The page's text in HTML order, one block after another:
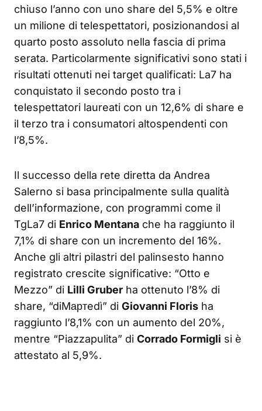
chiuso l’anno con uno share del 5,5% e oltre
un milione di telespettatori, posizionandosi al
quarto posto assoluto nella fascia di prima
serata. Particolarmente significativi sono stati i
risultati ottenuti nei target qualificati: La7 ha
conquistato il secondo posto tra i
telespettatori laureati con un 12,6% di share e
il terzo tra i consumatori altospendenti con
l’8,5%.
Il successo della rete diretta da Andrea
Salerno si basa principalmente sulla qualità
dell’informazione, con programmi come il
TgLa7 di Enrico Mentana che ha raggiunto il
7,1% di share con un incremento del 16%.
Anche gli altri pilastri del palinsesto hanno
registrato crescite significative: “Otto e
Mezzo” di Lilli Gruber ha ottenuto l’8% di
share, “diMартedì” di Giovanni Floris ha
raggiunto l’8,1% con un aumento del 20%,
mentre “Piazzapulita” di Corrado Formigli si è
attestato al 5,9%.